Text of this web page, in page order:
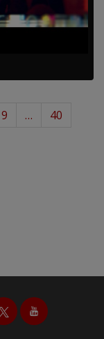
9 …
40